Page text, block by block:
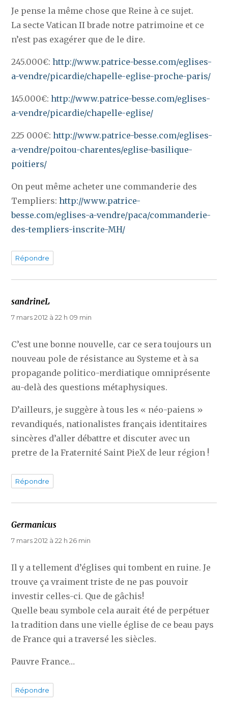
Je pense la même chose que Reine à ce sujet.
La secte Vatican II brade notre patrimoine et ce
n’est pas exagérer que de le dire.
245.000€:http://www.patrice-besse.com/eglises-
a-vendre/picardie/chapelle-eglise-proche-paris/
145.000€:http://www.patrice-besse.com/eglises-
a-vendre/picardie/chapelle-eglise/
225 000€:http://www.patrice-besse.com/eglises-
a-vendre/poitou-charentes/eglise-basilique-
poitiers/
On peut même acheter une commanderie des
Templiers:http://www.patrice-
besse.com/eglises-a-vendre/paca/commanderie-
des-templiers-inscrite-MH/
Répondre
sandrineL
7 mars 2012 à 22 h 09 min
C’est une bonne nouvelle, car ce sera toujours un
nouveau pole de résistance au Systeme et à sa
propagande politico-merdiatique omniprésente
au-delà des questions métaphysiques.
D’ailleurs, je suggère à tous les « néo-paiens »
revandiqués, nationalistes français identitaires
sincères d’aller débattre et discuter avec un
pretre de la Fraternité Saint PieX de leur région !
Répondre
Germanicus
7 mars 2012 à 22 h 26 min
Il y a tellement d’églises qui tombent en ruine. Je
trouve ça vraiment triste de ne pas pouvoir
investir celles-ci. Que de gâchis!
Quelle beau symbole cela aurait été de perpétuer
la tradition dans une vielle église de ce beau pays
de France qui a traversé les siècles.
Pauvre France…
Répondre